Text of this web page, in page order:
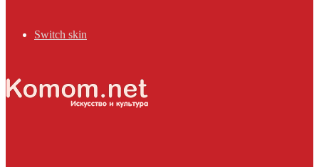
Switch skin